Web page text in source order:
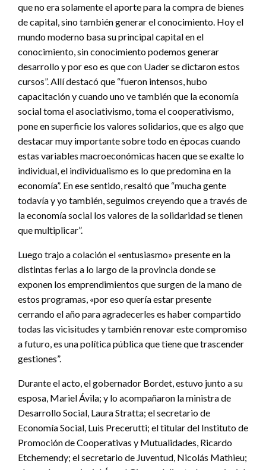
que no era solamente el aporte para la compra de bienes
de capital, sino también generar el conocimiento. Hoy el
mundo moderno basa su principal capital en el
conocimiento, sin conocimiento podemos generar
desarrollo y por eso es que con Uader se dictaron estos
cursos”. Allí destacó que “fueron intensos, hubo
capacitación y cuando uno ve también que la economía
social toma el asociativismo, toma el cooperativismo,
pone en superficie los valores solidarios, que es algo que
destacar muy importante sobre todo en épocas cuando
estas variables macroeconómicas hacen que se exalte lo
individual, el individualismo es lo que predomina en la
economía”. En ese sentido, resaltó que “mucha gente
todavía y yo también, seguimos creyendo que a través de
la economía social los valores de la solidaridad se tienen
que multiplicar”.
Luego trajo a colación el «entusiasmo» presente en la
distintas ferias a lo largo de la provincia donde se
exponen los emprendimientos que surgen de la mano de
estos programas, «por eso quería estar presente
cerrando el año para agradecerles es haber compartido
todas las vicisitudes y también renovar este compromiso
a futuro, es una política pública que tiene que trascender
gestiones”.
Durante el acto, el gobernador Bordet, estuvo junto a su
esposa, Mariel Ávila; y lo acompañaron la ministra de
Desarrollo Social, Laura Stratta; el secretario de
Economía Social, Luis Precerutti; el titular del Instituto de
Promoción de Cooperativas y Mutualidades, Ricardo
Etchemendy; el secretario de Juventud, Nicolás Mathieu;